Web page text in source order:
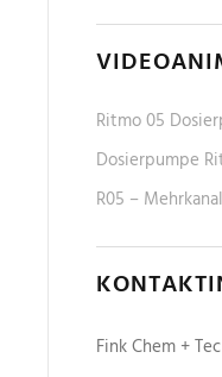
Ritmo 05
Dosierpumpe
R05 –
Fink Chem +